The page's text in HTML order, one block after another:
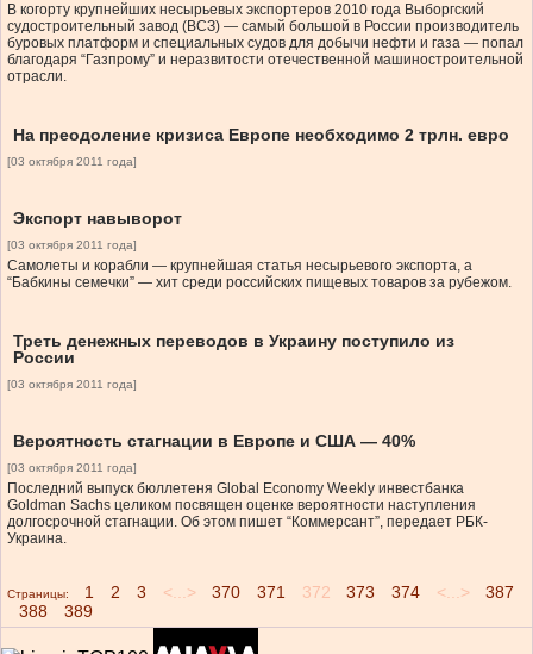
В когорту крупнейших несырьевых экспортеров 2010 года Выборгский
судостроительный завод (ВСЗ) — самый большой в России производитель
буровых платформ и специальных судов для добычи нефти и газа — попал
благодаря “Газпрому” и неразвитости отечественной машиностроительной
отрасли.
На преодоление кризиса Европе необходимо 2 трлн. евро
[03 октября 2011 года]
Экспорт навыворот
[03 октября 2011 года]
Самолеты и корабли — крупнейшая статья несырьевого экспорта, а
“Бабкины семечки” — хит среди российских пищевых товаров за рубежом.
Треть денежных переводов в Украину поступило из
России
[03 октября 2011 года]
Вероятность стагнации в Европе и США — 40%
[03 октября 2011 года]
Последний выпуск бюллетеня Global Economy Weekly инвестбанка
Goldman Sachs целиком посвящен оценке вероятности наступления
долгосрочной стагнации. Об этом пишет “Коммерсант”, передает РБК-
Украина.
Страницы: 1 2 3 <...> 370 371 372 373 374 <...>
387
388
389